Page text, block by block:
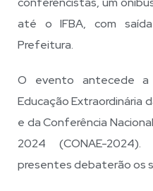
até o IFBA, com
Prefeitura.
O evento antecede a
Educação Extraordinária
e da Conferência
2024 (CONAE-
presentes debaterão os